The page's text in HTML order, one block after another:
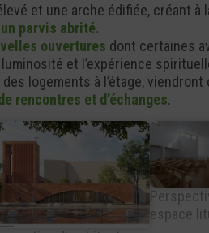
et une arche édifiée, créant à
parvis abrité.
ouvertures dont certaines
et l’expérience
logements à l’étage, viendront
rencontres et d’échanges.
espace